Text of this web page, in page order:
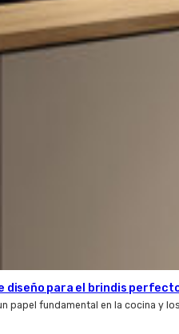
diseño para el brindis
papel fundamental en la cocina y